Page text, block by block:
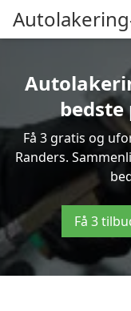
Få 3 gratis og
Randers.
Få 3